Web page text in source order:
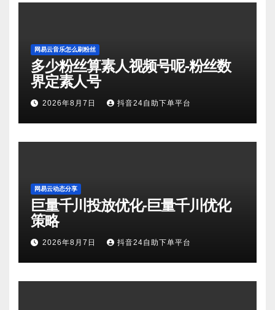
网易云音乐怎么刷粉丝
多少粉丝算素人视频号呢-粉丝数
界定素人号
2026年8月7日 抖音24自助下单平台
网易云动态分享
巨量千川投放优化-巨量千川优化
策略
2026年8月7日 抖音24自助下单平台